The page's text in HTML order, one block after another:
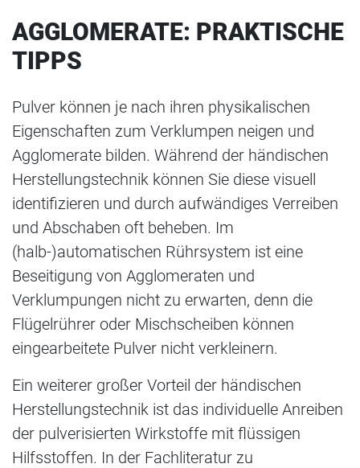
AGGLOMERATE: PRAKTISCHE
TIPPS
Pulver können je nach ihren physikalischen
Eigenschaften zum Verklumpen neigen und
Agglomerate bilden. Während der händischen
Herstellungstechnik können Sie diese visuell
identifizieren und durch aufwändiges Verreiben
und Abschaben oft beheben. Im
(halb-)automatischen Rührsystem ist eine
Beseitigung von Agglomeraten und
Verklumpungen nicht zu erwarten, denn die
Flügelrührer oder Mischscheiben können
eingearbeitete Pulver nicht verkleinern.
Ein weiterer großer Vorteil der händischen
Herstellungstechnik ist das individuelle Anreiben
der pulverisierten Wirkstoffe mit flüssigen
Hilfsstoffen. In der Fachliteratur zu